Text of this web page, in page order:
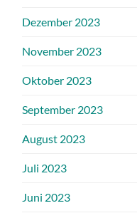
Dezember 2023
November 2023
Oktober 2023
September 2023
August 2023
Juli 2023
Juni 2023